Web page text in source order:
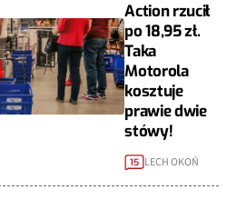
Action rzucił
po 18,95 zł.
Taka
Motorola
kosztuje
prawie dwie
stówy!
15 LECH OKOŃ